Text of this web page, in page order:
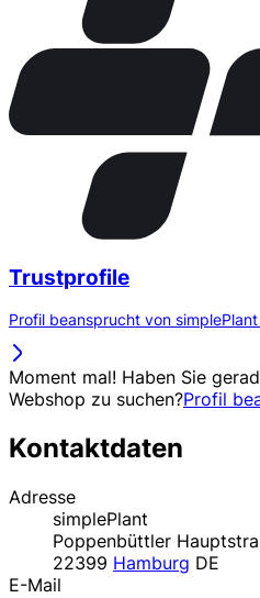
Trustprofile
Profil beansprucht von
Moment mal! Haben Sie
Webshop zu suchen?Profil
Kontaktdaten
Adresse
simplePlant
Poppenbüttler
22399 Hamburg DE
E-Mail